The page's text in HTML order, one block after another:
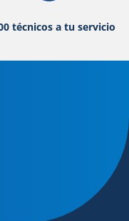
técnicos a tu servicio